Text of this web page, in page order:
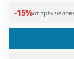
-15%от трёх